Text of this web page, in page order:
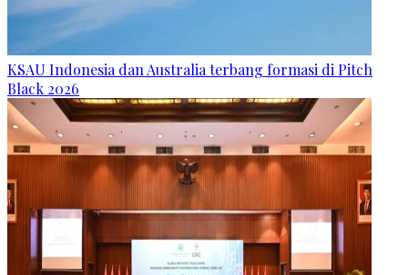
KSAU Indonesia dan Australia terbang formasi di Pitch
Black 2026